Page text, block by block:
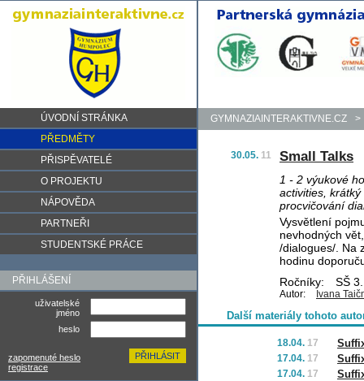
ÚVODNÍ STRÁNKA
PŘEDMĚTY
PŘISPĚVATELÉ
O PROJEKTU
NÁPOVĚDA
PARTNEŘI
STUDENTSKÉ PRÁCE
PŘIHLÁŠENÍ
uživatelské
jméno
heslo
zapomenuté heslo
registrace
GYMNAZIAINTERAKTIVNE.CZ >
30.05. 11 Small Talks
1 - 2 výukové
activities,
procvičování
Vysvětlení
nevhodných
/dialogues/. Na
hodinu
Ročníky:
SŠ
Autor: Ivana
Další materiály tohoto
18.04. 17
17.04. 17
17.04. 17